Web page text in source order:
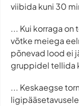
viibida kuni 30
... Kui korraga on
võtke meiega
põnevad lood ei
gruppidel tellida
... Keskaegse